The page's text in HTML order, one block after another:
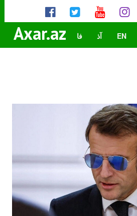
Axar.az EN آذ فا